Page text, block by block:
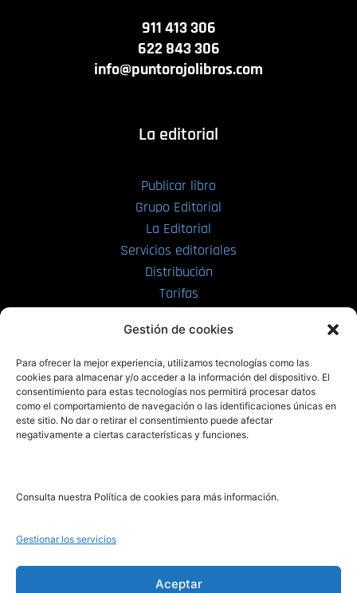
Gestión de cookies
Para ofrecer la mejor experiencia, utilizamos tecnologías como las
cookies para almacenar y/o acceder a la información del dispositivo. El
consentimiento para estas tecnologías nos permitirá procesar datos
como el comportamiento de navegación o las identificaciones únicas en
este sitio. No dar o retirar el consentimiento puede afectar
negativamente a ciertas características y funciones.
Consulta nuestra Política de cookies para más información.
Gestionar los servicios
Aceptar
911 413 306
622 843 306
info@puntorojolibros.com
La editorial
Publicar libro
Grupo Editorial
La Editorial
Servicios editoriales
Distribución
Tarifas
PRL | Films
PRL | Play
PRL | LAB
Noticias
Legal